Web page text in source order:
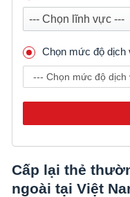
--- Chọn lĩnh vực ---
Chọn mức độ dịch
Cấp lại thẻ
ngoài tại Việt